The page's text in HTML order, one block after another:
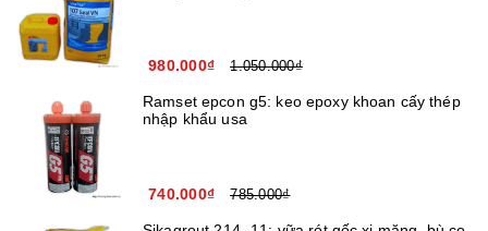
980.000₫ 1.050.000₫
Ramset epcon g5: keo epoxy khoan cấy thép
nhập khẩu usa
740.000₫ 785.000₫